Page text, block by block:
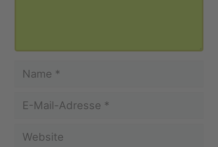
Name
E-
Adresse
Website